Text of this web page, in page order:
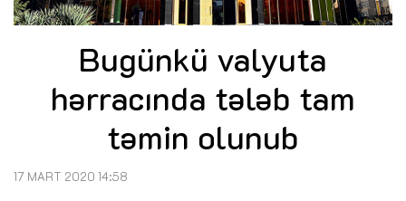
Bugünkü valyuta
hərracında tələb tam
təmin olunub
17 MART 2020 14:58